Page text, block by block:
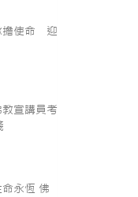
擔使命 迎
宣講員考
永恆 佛